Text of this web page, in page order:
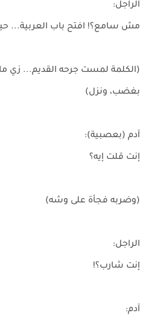
الراجل:
مش سامع؟! افتح باب العربية...
(الكلمة لمست جرحه القديم... زي
بغضب، ونزل)
آدم (بعصبية):
إنت قلت إيه؟
(وضربه فجأة على وشه)
الراجل:
إنت شارب؟!
آدم: